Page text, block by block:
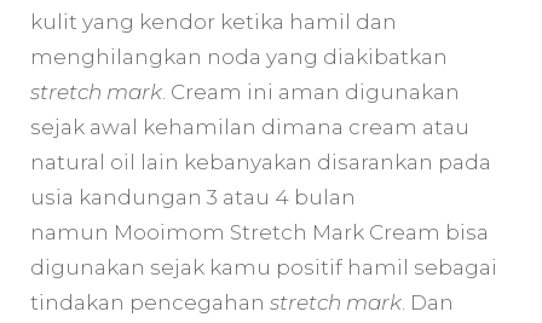
kulit yang kendor ketika hamil dan
menghilangkan noda yang diakibatkan
stretch mark . Cream ini aman digunakan
sejak awal kehamilan dimana cream atau
natural oil lain kebanyakan disarankan pada
usia kandungan 3 atau 4 bulan
namun Mooimom Stretch Mark Cream bisa
digunakan sejak kamu positif hamil sebagai
tindakan pencegahan stretch mark . Dan